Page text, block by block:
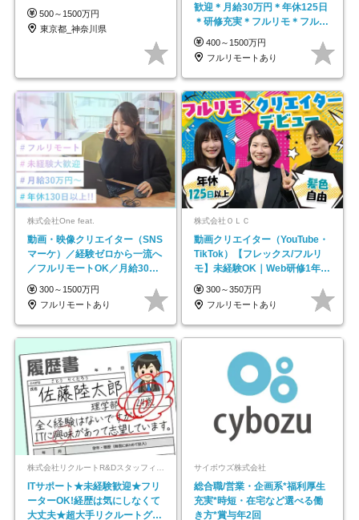
500～1500万円
東京都_神奈川県
歓迎＊月給30万円＊年休125日
＊研修充実＊フルリモ＊フルフ
レックス＊
400～1500万円
フルリモートあり
株式会社One feat.
動画・映像クリエイター（SNS
マーケ）／経験ゼロから一流へ
／フルリモートOK／月給30万
円～／年休130日以上
300～1500万円
フルリモートあり
株式会社ＯＬＣ
動画クリエイター（YouTube・
TikTok）【フレックス/フルリ
モ】未経験OK｜Web研修1年間
｜副業OK
300～350万円
フルリモートあり
株式会社リクルートR&Dスタッフィング【リクルートグループ】
ITサポート★未経験歓迎★フリ
ーターOK!経歴は気にしなくて
大丈夫★超大手リクルートグル
サイボウズ株式会社
総合職/営業・企画系*福利厚生
充実*時短・在宅など選べる働
き方*賞与年2回